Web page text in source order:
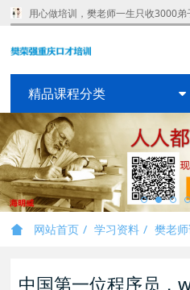
用心做培训，樊老师一生只收3000弟
精品课程分类
网站首页 学习资料 樊老
中国第一位程序员，